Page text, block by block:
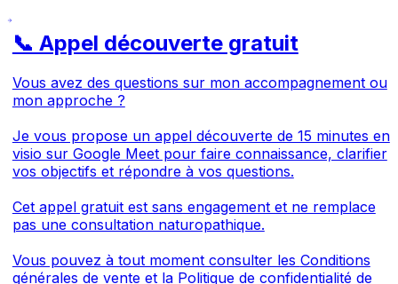
📞 Appel découverte gratuit
Vous avez des questions sur mon accompagnement ou
mon approche ?
Je vous propose un appel découverte de 15 minutes en
visio sur Google Meet pour faire connaissance, clarifier
vos objectifs et répondre à vos questions.
Cet appel gratuit est sans engagement et ne remplace
pas une consultation naturopathique.
Vous pouvez à tout moment consulter les Conditions
générales de venteet la Politique de confidentialitéde